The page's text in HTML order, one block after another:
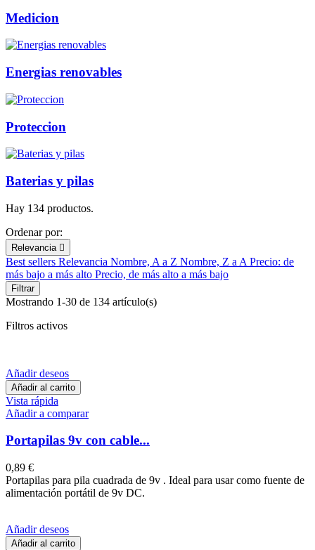
Medicion
Energias renovables
Proteccion
Baterias y pilas
Hay 134 productos.
Ordenar por:
Relevancia 
Best sellers Relevancia Nombre, A a Z Nombre, Z a A Precio: de
más bajo a más alto Precio, de más alto a más bajo
Filtrar
Mostrando 1-30 de 134 artículo(s)
Filtros activos
Añadir deseos
Añadir al carrito
Vista rápida
Añadir a comparar
Portapilas 9v con cable...
0,89 €
Portapilas para pila cuadrada de 9v . Ideal para usar como fuente de
alimentación portátil de 9v DC.
Añadir deseos
Añadir al carrito